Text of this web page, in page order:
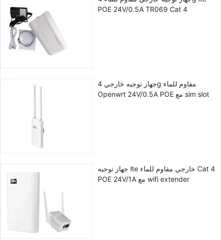
POE 24V/0.5A TR069 Cat 4
جهاز توجيه خارجي 4g مقاوم للماء
Openwrt 24V/0.5A POE مع sim slot
جهاز توجيه lte خارجي مقاوم للماء Cat 4
POE 24V/1A مع wifi extender